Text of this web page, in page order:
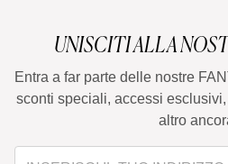
UNISCITI ALLA
Entra a far parte delle nostre
sconti speciali, accessi
altro